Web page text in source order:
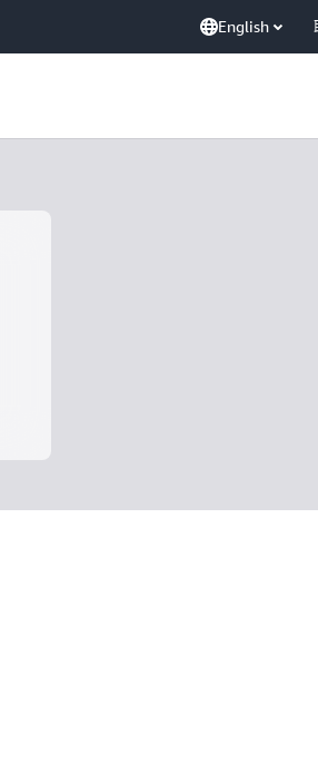
English